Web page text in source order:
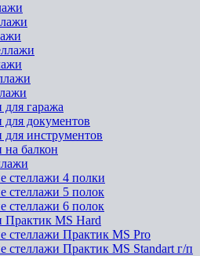
гаража
для документов
инструментов
балкон
стеллажи 4 полки
стеллажи 5 полок
стеллажи 6 полок
Практик MS Hard
стеллажи Практик MS Pro
стеллажи Практик MS Standart г/п